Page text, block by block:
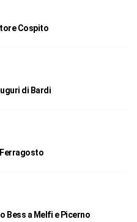
Cospito
di Bardi
Bess a Melfi e Picerno